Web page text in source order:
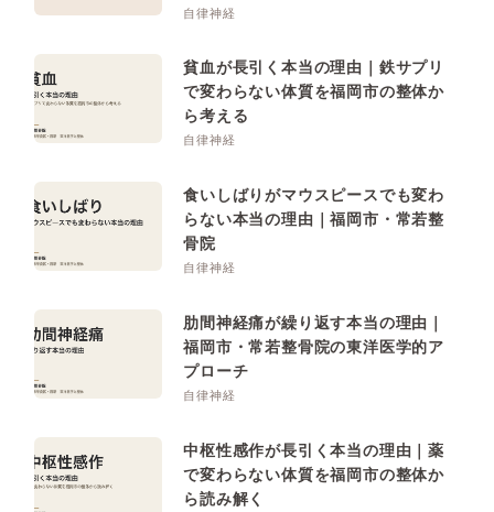
自律神経
貧血が長引く本当の理由｜鉄サプリ
で変わらない体質を福岡市の整体か
ら考える
自律神経
食いしばりがマウスピースでも変わ
らない本当の理由｜福岡市・常若整
骨院
自律神経
肋間神経痛が繰り返す本当の理由｜
福岡市・常若整骨院の東洋医学的ア
プローチ
自律神経
中枢性感作が長引く本当の理由｜薬
で変わらない体質を福岡市の整体か
ら読み解く